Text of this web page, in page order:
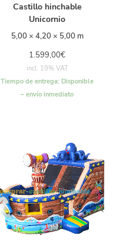
Castillo hinchable
Unicornio
5,00 × 4,20 × 5,00 m
1.599,00€
incl. 19% VAT
Tiempo de entrega: Disponible
– envío inmediato